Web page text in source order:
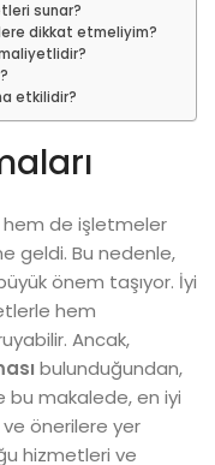
sunar?
dikkat etmeliyim?
etkilidir?
hem de işletmeler
geldi. Bu nedenle,
önem taşıyor. İyi
hem
Ancak,
bulunduğundan,
bu makalede, en iyi
ve önerilere yer
hizmetleri ve